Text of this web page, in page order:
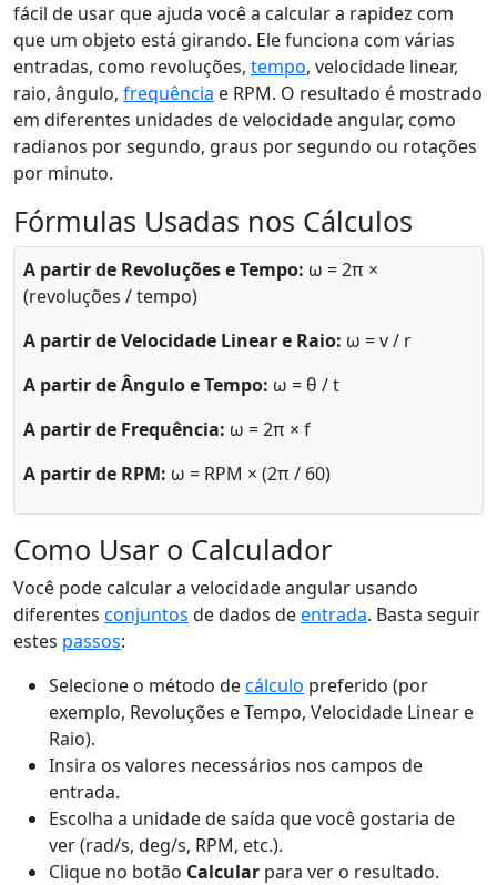
fácil de usar que ajuda você a calcular a rapidez com
que um objeto está girando. Ele funciona com várias
entradas, como revoluções, tempo, velocidade linear,
raio, ângulo, frequência e RPM. O resultado é mostrado
em diferentes unidades de velocidade angular, como
radianos por segundo, graus por segundo ou rotações
por minuto.
Fórmulas Usadas nos Cálculos
A partir de Revoluções e Tempo: ω = 2π ×
(revoluções / tempo)
A partir de Velocidade Linear e Raio: ω = v / r
A partir de Ângulo e Tempo: ω = θ / t
A partir de Frequência: ω = 2π × f
A partir de RPM: ω = RPM × (2π / 60)
Como Usar o Calculador
Você pode calcular a velocidade angular usando
diferentes conjuntos de dados deentrada. Basta seguir
estes passos:
Selecione o método decálculo preferido (por
exemplo, Revoluções e Tempo, Velocidade Linear e
Raio).
Insira os valores necessários nos campos de
entrada.
Escolha a unidade de saída que você gostaria de
ver (rad/s, deg/s, RPM, etc.).
Clique no botão Calcular para ver o resultado.